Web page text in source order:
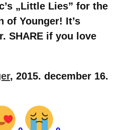
„Little Lies” for the
of Younger! It’s
SHARE if you love
, 2015. december 16.